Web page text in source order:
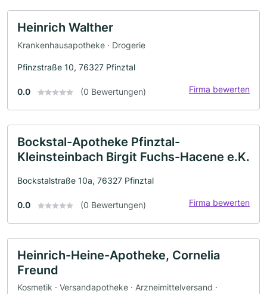
Heinrich Walther
Krankenhausapotheke · Drogerie
Pfinzstraße 10, 76327 Pfinztal
0.0 (0 Bewertungen) Firma bewerten
Bockstal-Apotheke Pfinztal-
Kleinsteinbach Birgit Fuchs-Hacene e.K.
Bockstalstraße 10a, 76327 Pfinztal
0.0 (0 Bewertungen) Firma bewerten
Heinrich-Heine-Apotheke, Cornelia
Freund
Kosmetik · Versandapotheke · Arzneimittelversand ·